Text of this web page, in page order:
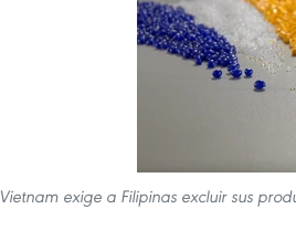
Vietnam exige a Filipinas excluir sus